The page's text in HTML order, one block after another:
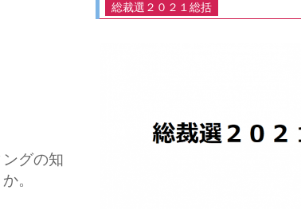
グの知
。
総裁選２０２１総括